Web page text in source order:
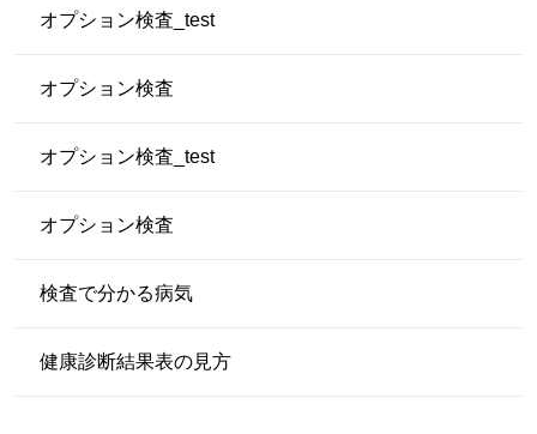
オプション検査_test
オプション検査
オプション検査_test
オプション検査
検査で分かる病気
健康診断結果表の見方